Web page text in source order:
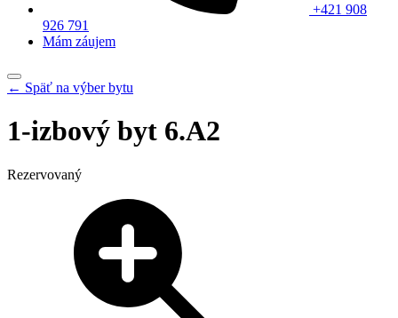
+421 908
926 791
Mám záujem
← Späť na výber bytu
1-izbový byt 6.A2
Rezervovaný